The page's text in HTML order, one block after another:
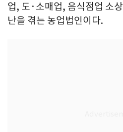
업, 도·소매업, 음식점업 소
난을 겪는 농업법인이다.